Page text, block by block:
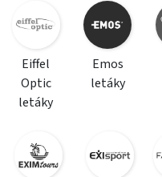
Eiffel
Optic
letáky
Emos
letáky